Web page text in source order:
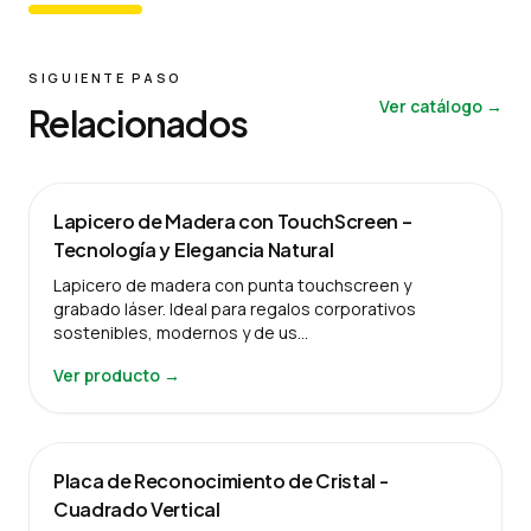
SIGUIENTE PASO
Relacionados Ver catálogo →
Lapicero de Madera con TouchScreen –
Tecnología y Elegancia Natural
Lapicero de madera con punta touchscreen y
grabado láser. Ideal para regalos corporativos
sostenibles, modernos y de us…
Ver producto →
Placa de Reconocimiento de Cristal -
Cuadrado Vertical